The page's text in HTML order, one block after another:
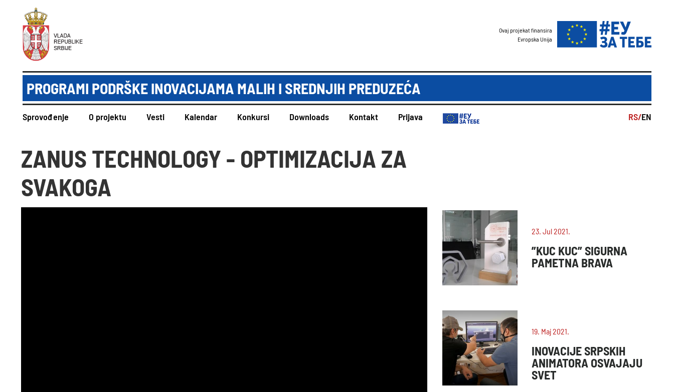
Ovaj projekat finansira
Evropska Unija
PROGRAMI PODRŠKE INOVACIJAMA MALIH I SREDNJIH PREDUZEĆA
Sprovođenje O projektu Vesti Kalendar Konkursi Downloads Kontakt Prijava RS/EN
ZANUS TECHNOLOGY - OPTIMIZACIJA ZA
SVAKOGA
23. Jul 2021.
”KUC KUC” SIGURNA
PAMETNA BRAVA
19. Maj 2021.
INOVACIJE SRPSKIH
ANIMATORA OSVAJAJU
SVET